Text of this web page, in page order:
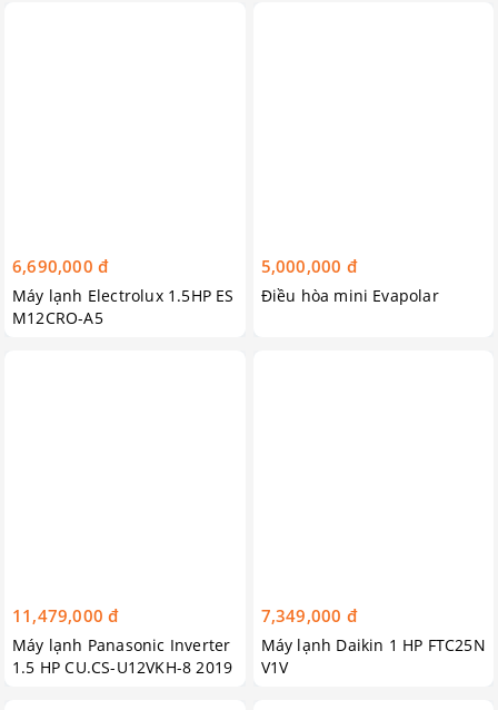
6,690,000 đ
Máy lạnh Electrolux 1.5HP ES
M12CRO-A5
5,000,000 đ
Điều hòa mini Evapolar
11,479,000 đ
Máy lạnh Panasonic Inverter
1.5 HP CU.CS-U12VKH-8 2019
7,349,000 đ
Máy lạnh Daikin 1 HP FTC25N
V1V